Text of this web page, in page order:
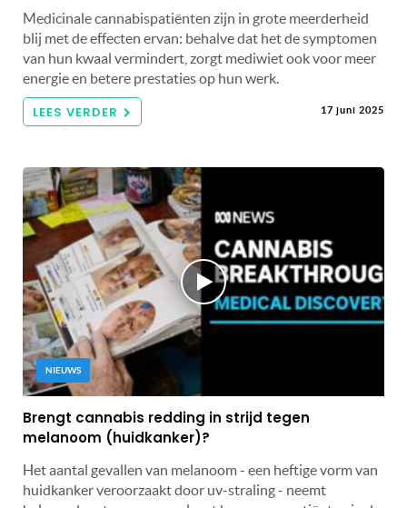
Medicinale cannabispatiënten zijn in grote meerderheid
blij met de effecten ervan: behalve dat het de symptomen
van hun kwaal vermindert, zorgt mediwiet ook voor meer
energie en betere prestaties op hun werk.
LEES VERDER 17 juni 2025
NIEUWS
Brengt cannabis redding in strijd tegen
melanoom (huidkanker)?
Het aantal gevallen van melanoom - een heftige vorm van
huidkanker veroorzaakt door uv-straling - neemt